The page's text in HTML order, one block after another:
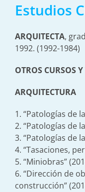
Estudios
ARQUITECTA,
1992. (1992-1984)
OTROS CURSOS
ARQUITECTURA
1. “Patologías de
2. “Patologías de
3. “Patologías de
4. “Tasaciones,
5. “Miniobras”
6. “Dirección de
construcción”